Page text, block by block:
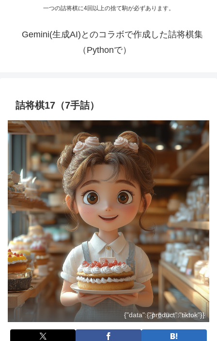
一つの詰将棋に4回以上の捨て駒が必ずあります。
Gemini(生成AI)とのコラボで作成した詰将棋集
（Pythonで）
詰将棋17（7手詰）
{"data":{"product":"tiktok"}}